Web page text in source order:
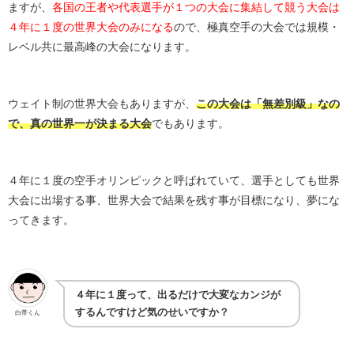
ますが、 各国の王者や代表選手が１つの大会に集結して競う大会は
４年に１度の世界大会のみになるので、極真空手の大会では規模・
レベル共に最高峰の大会になります。
ウェイト制の世界大会もありますが、 この大会は「無差別級」なの
で、真の世界一が決まる大会でもあります。
４年に１度の空手オリンピックと呼ばれていて、選手としても世界
大会に出場する事、世界大会で結果を残す事が目標になり、夢にな
ってきます。
白帯くん
４年に１度って、出るだけで大変なカンジが
するんですけど気のせいですか？